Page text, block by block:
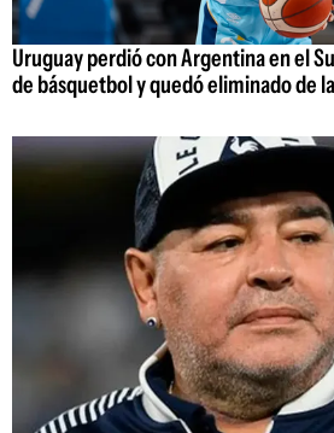
Uruguay perdió con Argentina en el
de básquetbol y quedó eliminado de